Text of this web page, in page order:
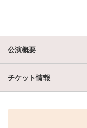
公演概要
チケット情報